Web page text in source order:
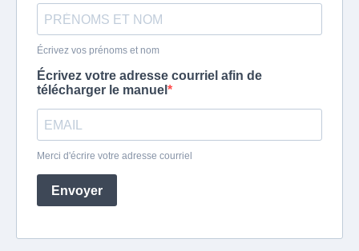
Écrivez vos prénoms et nom
Écrivez votre adresse courriel afin de
télécharger le manuel
Merci d'écrire votre adresse courriel
Envoyer